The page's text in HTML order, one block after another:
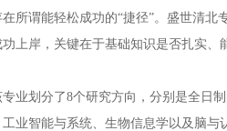
所谓能轻松成功的“捷径”。盛世清
上岸，关键在于基础知识是否扎实
业划分了8个研究方向，分别是全日
业智能与系统、生物信息学以及脑与